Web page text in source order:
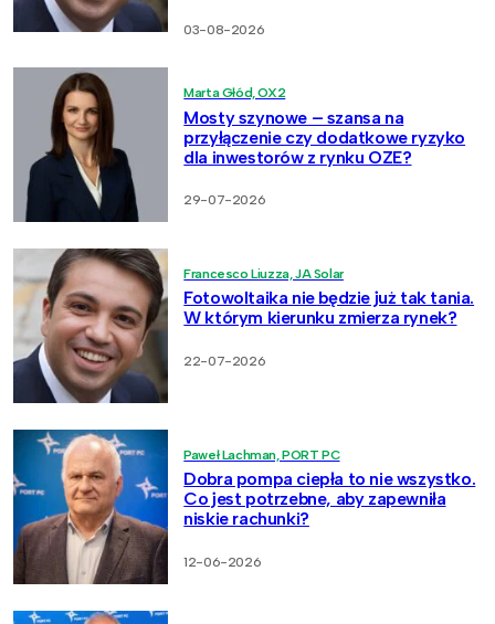
03-08-2026
Marta Głód, OX2
Mosty szynowe – szansa na
przyłączenie czy dodatkowe ryzyko
dla inwestorów z rynku OZE?
29-07-2026
Francesco Liuzza, JA Solar
Fotowoltaika nie będzie już tak tania.
W którym kierunku zmierza rynek?
22-07-2026
Paweł Lachman, PORT PC
Dobra pompa ciepła to nie wszystko.
Co jest potrzebne, aby zapewniła
niskie rachunki?
12-06-2026